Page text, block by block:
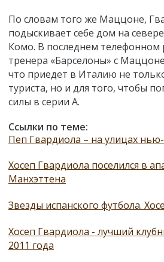
По словам того же Маццоне,
подыскивает себе дом на
Комо. В последнем телефонном
тренера «Барселоны» с
что приедет в Италию не
туриста, но и для того, чтобы
силы в серии А.
Ссылки по теме:
Пеп Гвардиола – на улицах
Хосеп Гвардиола поселился в
Манхэттена
Звезды испанского футбола.
Хосеп Гвардиола - лучший
2011 года